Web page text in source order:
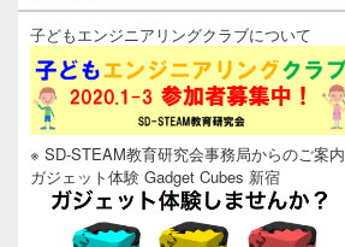
子どもエンジニアリングクラブについて
※ SD-STEAM教育研究会事務局からのご案内
ガジェット体験 Gadget Cubes 新宿